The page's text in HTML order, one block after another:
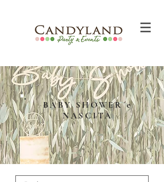
BABY SHOWER e
NASCITA